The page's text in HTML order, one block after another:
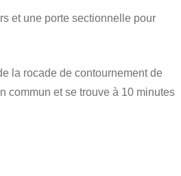
et une porte sectionnelle pour
la rocade de contournement de
commun et se trouve à 10 minutes